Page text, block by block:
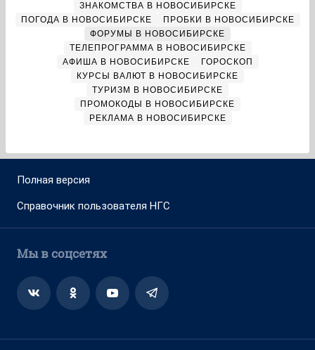
ЗНАКОМСТВА В НОВОСИБИРСКЕ
ПОГОДА В НОВОСИБИРСКЕ
ПРОБКИ В НОВОСИБИРСКЕ
ФОРУМЫ В НОВОСИБИРСКЕ
ТЕЛЕПРОГРАММА В НОВОСИБИРСКЕ
АФИША В НОВОСИБИРСКЕ
ГОРОСКОП
КУРСЫ ВАЛЮТ В НОВОСИБИРСКЕ
ТУРИЗМ В НОВОСИБИРСКЕ
ПРОМОКОДЫ В НОВОСИБИРСКЕ
РЕКЛАМА В НОВОСИБИРСКЕ
Полная версия
Справочник пользователя НГС
Мы в соцсетях